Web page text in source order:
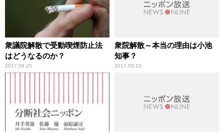
衆議院解散で受動喫煙防止法
はどうなるのか？
2017.09.25
衆院解散～本当の理由は小池
知事？
2017.09.22